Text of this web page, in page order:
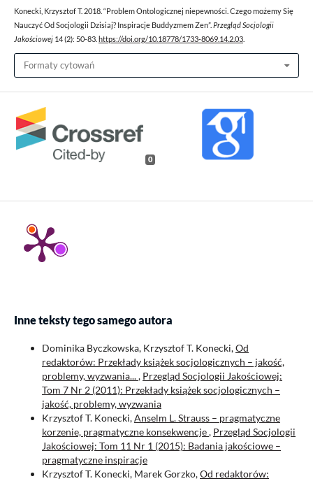
Konecki, Krzysztof T. 2018. “Problem Ontologicznej niepewności. Czego możemy Się
Nauczyć Od Socjologii Dzisiaj? Inspiracje Buddyzmem Zen”. Przegląd Socjologii
Jakościowej 14 (2): 50-83. https://doi.org/10.18778/1733-8069.14.2.03
Formaty cytowań
0
Inne teksty tego samego autora
Dominika Byczkowska, Krzysztof T. Konecki,Od
redaktorów: Przekłady książek socjologicznych – jakość,
problemy, wyzwania..., Przegląd Socjologii Jakościowej:
Tom 7 Nr 2 (2011): Przekłady książek socjologicznych –
jakość, problemy, wyzwania
Krzysztof T. Konecki,Anselm L. Strauss – pragmatyczne
korzenie, pragmatyczne konsekwencje, Przegląd Socjologii
Jakościowej: Tom 11 Nr 1 (2015): Badania jakościowe –
pragmatyczne inspiracje
Krzysztof T. Konecki, Marek Gorzko,Od redaktorów: